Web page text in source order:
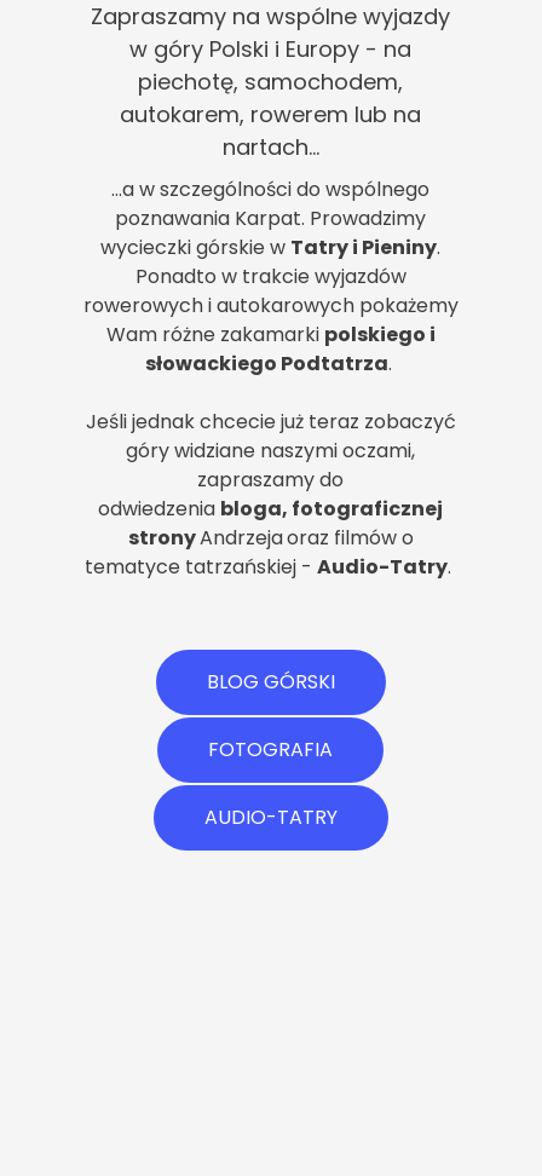
Zapraszamy na wspólne wyjazdy
w góry Polski i Europy - na
piechotę, samochodem,
autokarem, rowerem lub na
nartach...
...a w szczególności do wspólnego
poznawania Karpat. Prowadzimy
wycieczki górskie w Tatry i Pieniny.
Ponadto w trakcie wyjazdów
rowerowych i autokarowych pokażemy
Wam różne zakamarki polskiego i
słowackiego Podtatrza.
Jeśli jednak chcecie już teraz zobaczyć
góry widziane naszymi oczami,
zapraszamy do
odwiedzenia bloga, fotograficznej
stronyAndrzejaoraz filmów o
tematyce tatrzańskiej -Audio-Tatry.
BLOG GÓRSKI
FOTOGRAFIA
AUDIO-TATRY